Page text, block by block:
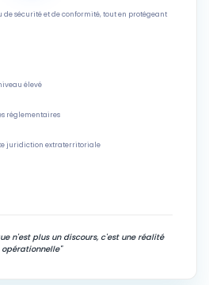
sécurité et de conformité, tout en protégeant
élevé
réglementaires
juridiction extraterritoriale
n'est plus un discours, c'est une réalité
opérationnelle"